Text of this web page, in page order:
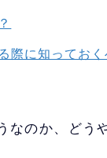
際に知っておく
のか、どう